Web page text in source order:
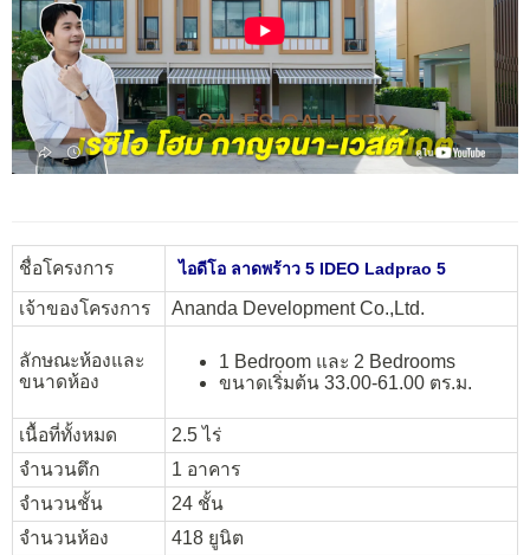
ชื่อโครงการ ไอดีโอ ลาดพร้าว 5 IDEO Ladprao 5
เจ้าของโครงการ Ananda Development Co.,Ltd.
ลักษณะห้องและ
ขนาดห้อง
1 Bedroom และ 2 Bedrooms
ขนาดเริ่มต้น 33.00-61.00 ตร.ม.
เนื้อที่ทั้งหมด
2.5 ไร่
จำนวนตึก
1 อาคาร
จำนวนชั้น
24 ชั้น
จำนวนห้อง
418 ยูนิต